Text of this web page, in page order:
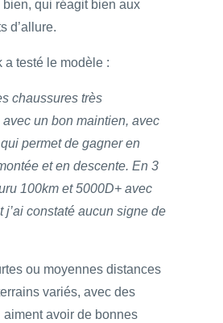
qui réagit bien aux
d’allure.
a testé le modèle :
chaussures très
un bon maintien, avec
permet de gagner en
et en descente. En 3
100km et 5000D+ avec
j’ai constaté aucun signe de
ou moyennes distances
variés, avec des
aiment avoir de bonnes